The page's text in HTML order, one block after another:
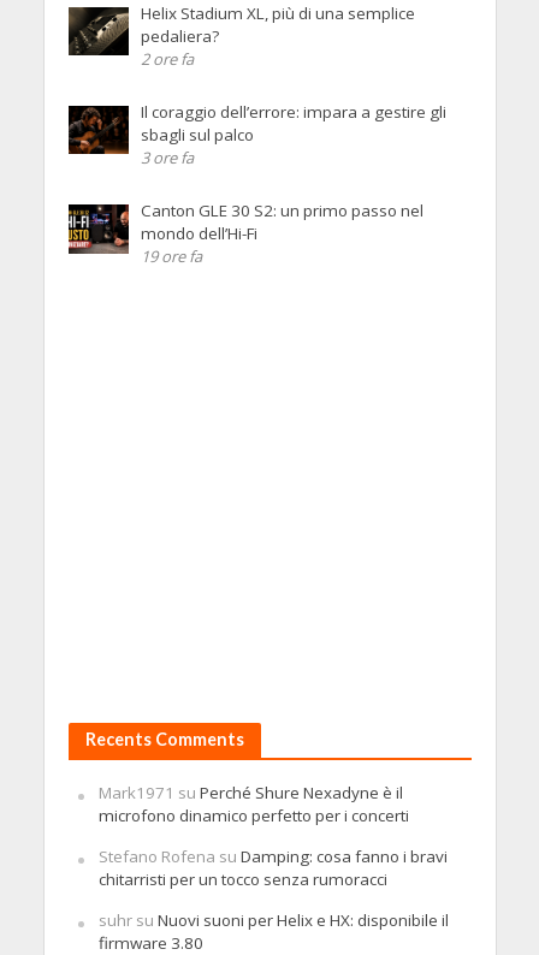
Helix Stadium XL, più di una semplice
pedaliera?
2 ore fa
Il coraggio dell’errore: impara a gestire gli
sbagli sul palco
3 ore fa
Canton GLE 30 S2: un primo passo nel
mondo dell’Hi-Fi
19 ore fa
Recents Comments
Mark1971 su Perché Shure Nexadyne è il
microfono dinamico perfetto per i concerti
Stefano Rofena su Damping: cosa fanno i bravi
chitarristi per un tocco senza rumoracci
suhrsu Nuovi suoni per Helix e HX: disponibile il
firmware 3.80